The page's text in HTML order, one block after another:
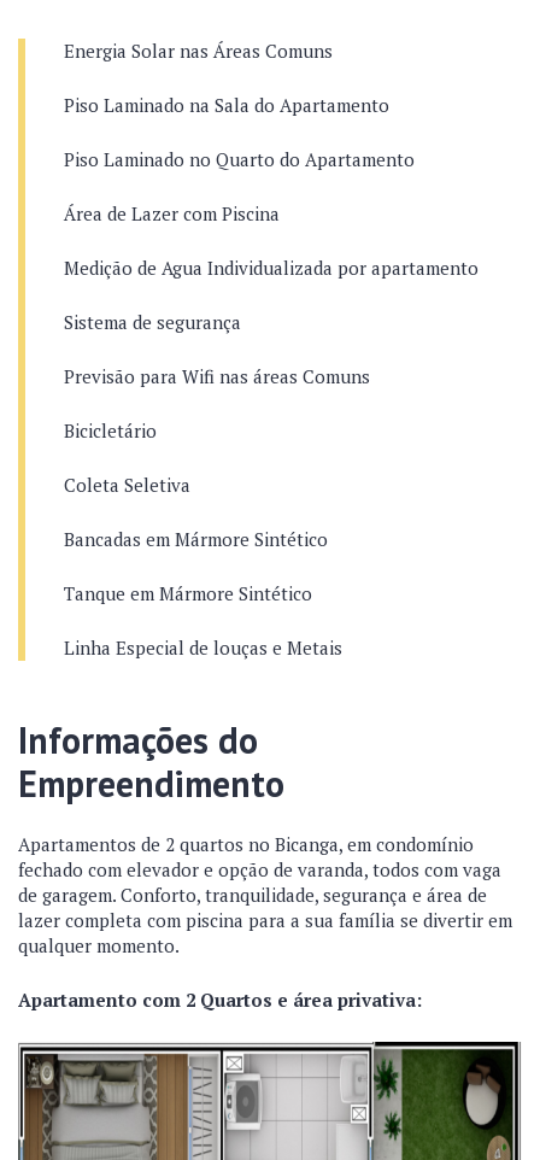
Energia Solar nas Áreas Comuns
Piso Laminado na Sala do Apartamento
Piso Laminado no Quarto do Apartamento
Área de Lazer com Piscina
Medição de Agua Individualizada por apartamento
Sistema de segurança
Previsão para Wifi nas áreas Comuns
Bicicletário
Coleta Seletiva
Bancadas em Mármore Sintético
Tanque em Mármore Sintético
Linha Especial de louças e Metais
Informações do
Empreendimento
Apartamentos de 2 quartos no Bicanga, em condomínio
fechado com elevador e opção de varanda, todos com vaga
de garagem. Conforto, tranquilidade, segurança e área de
lazer completa com piscina para a sua família se divertir em
qualquer momento.
Apartamento com 2 Quartos e área privativa: